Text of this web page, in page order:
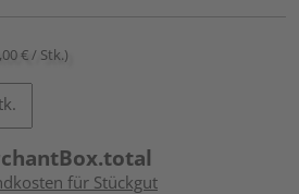
€ / Stk.)
für Stückgut